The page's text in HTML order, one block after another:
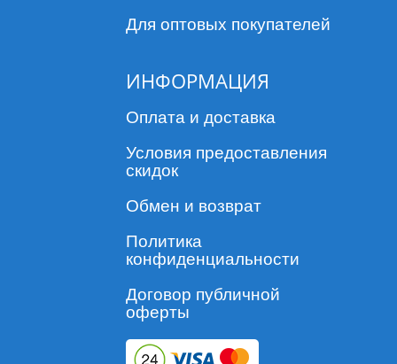
Для оптовых покупателей
ИНФОРМАЦИЯ
Оплата и доставка
Условия предоставления
скидок
Обмен и возврат
Политика
конфиденциальности
Договор публичной
оферты